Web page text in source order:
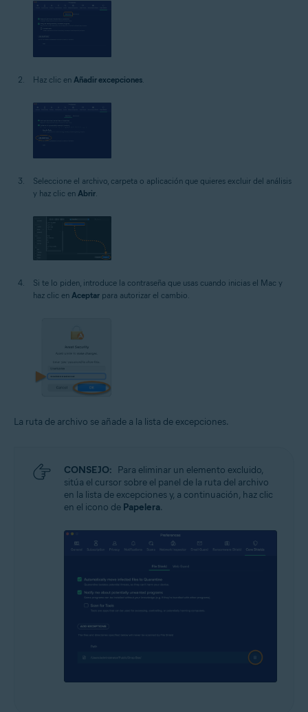
Haz clic en Añadir excepciones
Seleccione el archivo, carpeta o aplicación que quieres excluir del análisis
y haz clic en Abrir.
Si te lo piden, introduce la contraseña que usas cuando inicias el Mac y
haz clic en Aceptar para autorizar el cambio.
La ruta de archivo se añade a la lista de excepciones.
CONSEJO: Para eliminar un elemento excluido,
sitúa el cursor sobre el panel de la ruta del archivo
en la lista de excepciones y, a continuación, haz clic
en el icono de Papelera.